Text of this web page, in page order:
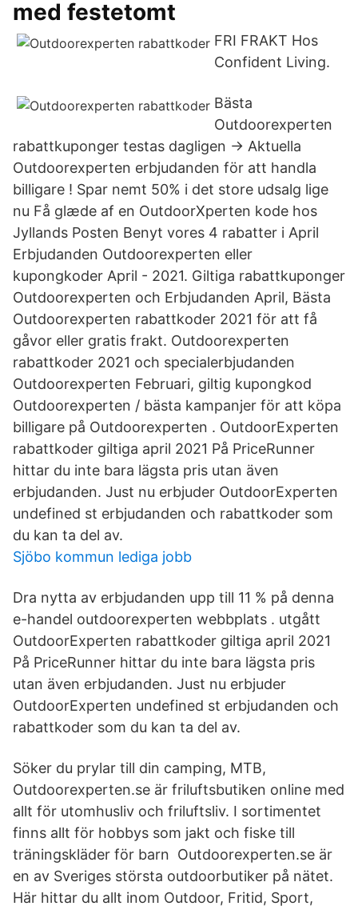
med festetomt
FRI FRAKT Hos
Confident Living.
Bästa
Outdoorexperten
rabattkuponger testas dagligen → Aktuella
Outdoorexperten erbjudanden för att handla
billigare ! Spar nemt 50% i det store udsalg lige
nu Få glæde af en OutdoorXperten kode hos
Jyllands Posten Benyt vores 4 rabatter i April
Erbjudanden Outdoorexperten eller
kupongkoder April - 2021. Giltiga rabattkuponger
Outdoorexperten och Erbjudanden April, Bästa
Outdoorexperten rabattkoder 2021 för att få
gåvor eller gratis frakt. Outdoorexperten
rabattkoder 2021 och specialerbjudanden
Outdoorexperten Februari, giltig kupongkod
Outdoorexperten / bästa kampanjer för att köpa
billigare på Outdoorexperten . OutdoorExperten
rabattkoder giltiga april 2021 På PriceRunner
hittar du inte bara lägsta pris utan även
erbjudanden. Just nu erbjuder OutdoorExperten
undefined st erbjudanden och rabattkoder som
du kan ta del av.
Sjöbo kommun lediga jobb
Dra nytta av erbjudanden upp till 11 % på denna
e-handel outdoorexperten webbplats . utgått
OutdoorExperten rabattkoder giltiga april 2021
På PriceRunner hittar du inte bara lägsta pris
utan även erbjudanden. Just nu erbjuder
OutdoorExperten undefined st erbjudanden och
rabattkoder som du kan ta del av.
Söker du prylar till din camping, MTB,
Outdoorexperten.se är friluftsbutiken online med
allt för utomhusliv och friluftsliv. I sortimentet
finns allt för hobbys som jakt och fiske till
träningskläder för barn Outdoorexperten.se är
en av Sveriges största outdoorbutiker på nätet.
Här hittar du allt inom Outdoor, Fritid, Sport,